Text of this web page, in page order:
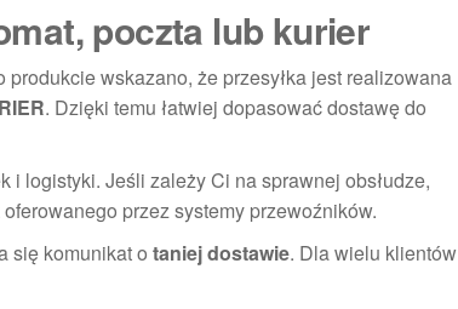
poczta lub kurier
wskazano, że przesyłka jest realizowana
. Dzięki temu łatwiej dopasować dostawę do
logistyki. Jeśli zależy Ci na sprawnej obsłudze,
przez systemy przewoźników.
się komunikat o taniej dostawie. Dla wielu klientów